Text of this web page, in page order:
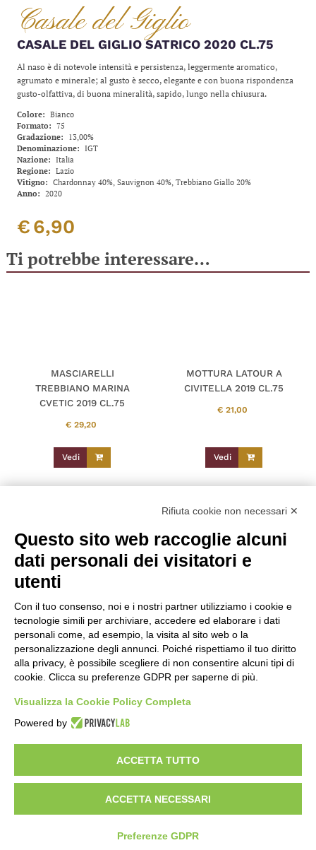
Casale del Giglio
CASALE DEL GIGLIO SATRICO 2020 CL.75
Al naso è di notevole intensità e persistenza, leggermente aromatico,
agrumato e minerale; al gusto è secco, elegante e con buona rispondenza
gusto-olfattiva, di buona mineralità, sapido, lungo nella chiusura.
Colore
Bianco
Formato
75
Gradazione
13,00%
Denominazione
IGT
Nazione
Italia
Regione
Lazio
Vitigno
Chardonnay 40%, Sauvignon 40%, Trebbiano Giallo 20%
Anno
2020
€6,90
Ti potrebbe interessare…
MASCIARELLI
TREBBIANO MARINA
CVETIC 2019 CL.75
€ 29,20
Vedi
MOTTURA LATOUR A
CIVITELLA 2019 CL.75
€ 21,00
Vedi
GUERRIERI
GONZAGA VETTE
SAUVIGNON 2021
CL.75
€ 12,20
Enoteca a Roma - Wine bar
Vini Italiani ed Esteri, Distillati e Specialità Enogastromiche
Privacy policy & cookie policy Impostazioni Cookies Termini e condizioni
Spedizioni e rimborsi
Developed by Watuppa
Rifiuta cookie non necessari ✕
Questo sito web raccoglie alcuni
dati personali dei visitatori e
utenti
Con il tuo consenso, noi e i nostri partner utilizziamo i cookie e
tecnologie simili per archiviare, accedere ed elaborare i dati
personali come, ad esempio, la visita al sito web o la
personalizzazione degli annunci. Poiché rispettiamo il tuo diritto
alla privacy, è possibile scegliere di non consentire alcuni tipi di
cookie. Clicca su preferenze GDPR per saperne di più.
Visualizza la Cookie Policy Completa
Powered by
ACCETTA TUTTO
ACCETTA NECESSARI
Preferenze GDPR